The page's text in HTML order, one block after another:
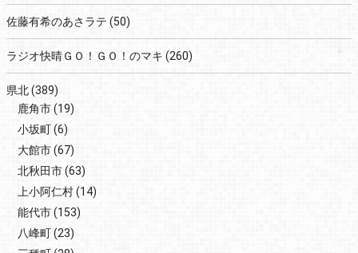
佐藤有希のあさラテ (50)
ラジオ快晴ＧＯ！ＧＯ！のマキ (260)
県北(389)
鹿角市(19)
小坂町(6)
大館市(67)
北秋田市(63)
上小阿仁村(14)
能代市(153)
八峰町(23)